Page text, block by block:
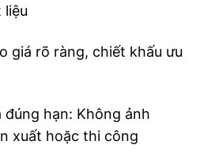
liệu
giá rõ ràng, chiết khấu ưu
hạn: Không ảnh
xuất hoặc thi công